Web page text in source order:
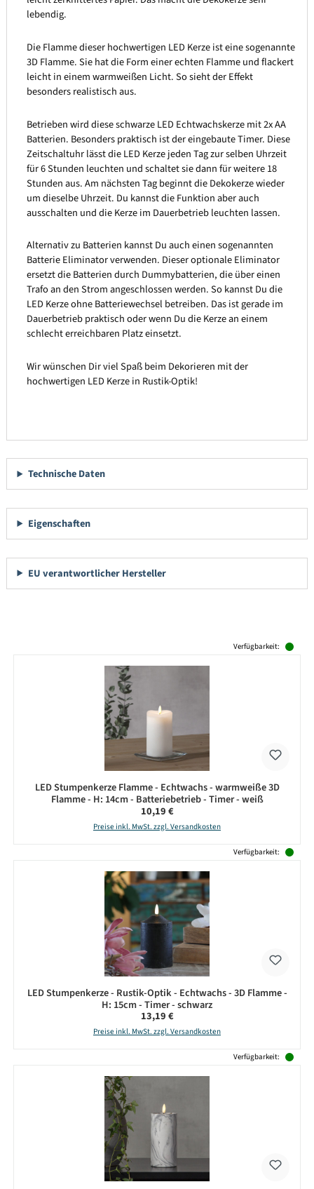
lebendig.
Die Flamme dieser hochwertigen LED Kerze ist eine sogenannte
3D Flamme. Sie hat die Form einer echten Flamme und flackert
leicht in einem warmweißen Licht. So sieht der Effekt
besonders realistisch aus.
Betrieben wird diese schwarze LED Echtwachskerze mit 2x AA
Batterien. Besonders praktisch ist der eingebaute Timer. Diese
Zeitschaltuhr lässt die LED Kerze jeden Tag zur selben Uhrzeit
für 6 Stunden leuchten und schaltet sie dann für weitere 18
Stunden aus. Am nächsten Tag beginnt die Dekokerze wieder
um dieselbe Uhrzeit. Du kannst die Funktion aber auch
ausschalten und die Kerze im Dauerbetrieb leuchten lassen.
Alternativ zu Batterien kannst Du auch einen sogenannten
Batterie Eliminator verwenden. Dieser optionale Eliminator
ersetzt die Batterien durch Dummybatterien, die über einen
Trafo an den Strom angeschlossen werden. So kannst Du die
LED Kerze ohne Batteriewechsel betreiben. Das ist gerade im
Dauerbetrieb praktisch oder wenn Du die Kerze an einem
schlecht erreichbaren Platz einsetzt.
Wir wünschen Dir viel Spaß beim Dekorieren mit der
hochwertigen LED Kerze in Rustik-Optik!
Technische Daten
Eigenschaften
EU verantwortlicher Hersteller
Verfügbarkeit:
LED Stumpenkerze Flamme - Echtwachs - warmweiße 3D
Flamme - H: 14cm - Batteriebetrieb - Timer - weiß
Regulärer Preis:
10,19 €
Preise inkl. MwSt. zzgl. Versandkosten
Verfügbarkeit:
LED Stumpenkerze - Rustik-Optik - Echtwachs - 3D Flamme -
H: 15cm - Timer - schwarz
Regulärer Preis:
13,19 €
Preise inkl. MwSt. zzgl. Versandkosten
Verfügbarkeit: